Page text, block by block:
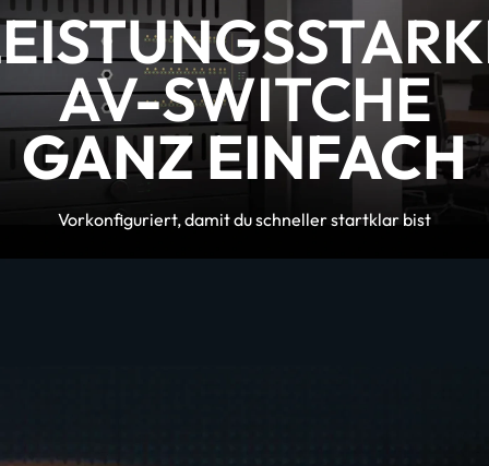
AV-SWITCHE
GANZ EINFACH
Vorkonfiguriert, damit du schneller startklar bist